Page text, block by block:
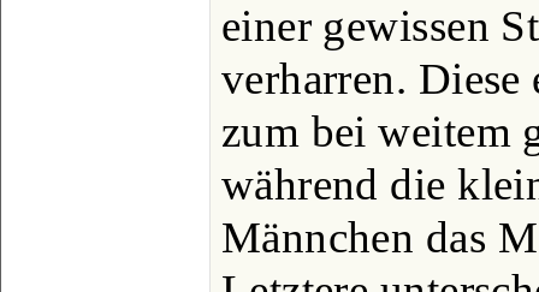
einer gewissen
verharren.
zum bei weitem
während die
Männchen das